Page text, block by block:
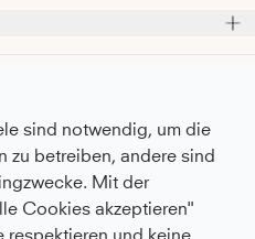
Beratung unter:
Uhr
Uhr
sind notwendig, um die
zu betreiben, andere sind
Mit der
Cookies akzeptieren"
respektieren und keine